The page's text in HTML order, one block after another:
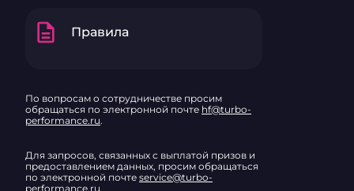
description Правила
По вопросам о сотрудничестве просим
обращаться по электронной почте hf@turbo-
performance.ru.
Для запросов, связанных с выплатой призов и
предоставлением данных, просим обращаться
по электронной почте service@turbo-
performance.ru.